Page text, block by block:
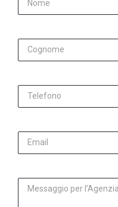
Nome
Cognome
Telefono
Email
Messaggio per l’Agenzia